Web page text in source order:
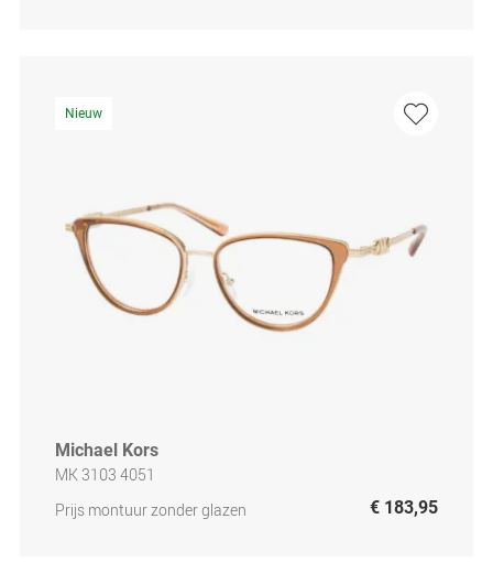
Nieuw
Michael Kors
MK 3103 4051
Prijs montuur zonder glazen
€ 183,95